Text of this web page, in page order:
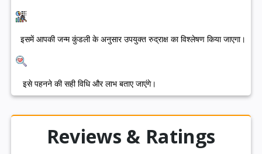
इसमें आपकी जन्म कुंडली के अनुसार उपयुक्त रुद्राक्ष का विश्लेषण किया जाएगा।
इसे पहनने की सही विधि और लाभ बताए जाएंगे।
Reviews & Ratings